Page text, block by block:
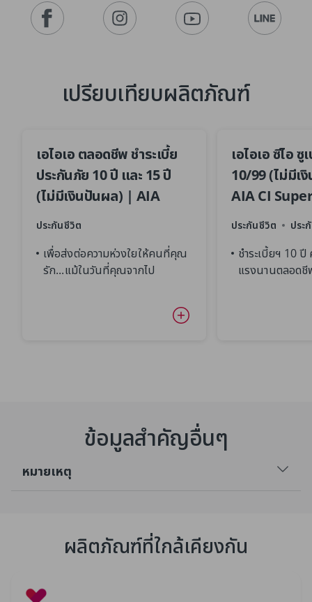
เปรียบเทียบผลิตภัณฑ์
เอไอเอ ตลอดชีพ ชำระเบี้ย
ประกันภัย 10 ปี และ 15 ปี
(ไม่มีเงินปันผล) | AIA
10&15 Pay Life (Non
ประกันชีวิต
เพื่อส่งต่อความห่วงใยให้คนที่คุณ
รัก...แม้ในวันที่คุณจากไป
เอไอเอ ซีไอ ซู
10/99 (ไม่มีเ
AIA CI
(Non Par)
ประกันชีวิต ประ
ชำระเบี้ยฯ 10
แรงนานตลอดชี
ข้อมูลสำคัญอื่นๆ
หมายเหตุ
ผลิตภัณฑ์ที่ใกล้เคียงกัน